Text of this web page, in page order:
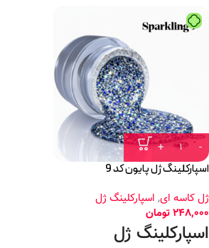
اسپارکلینگ ژل پایون کد 9
ژل کاسه ای, اسپارکلینگ ژل
248,000تومان
اسپارکلینگ ژل